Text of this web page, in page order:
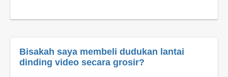
Bisakah saya membeli dudukan lantai
dinding video secara grosir?